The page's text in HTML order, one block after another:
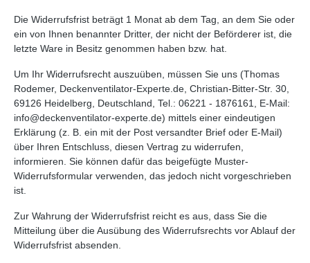
Die Widerrufsfrist beträgt 1 Monat ab dem Tag, an dem Sie oder
ein von Ihnen benannter Dritter, der nicht der Beförderer ist, die
letzte Ware in Besitz genommen haben bzw. hat.
Um Ihr Widerrufsrecht auszuüben, müssen Sie uns (Thomas
Rodemer, Deckenventilator-Experte.de, Christian-Bitter-Str. 30,
69126 Heidelberg, Deutschland, Tel.: 06221 - 1876161, E-Mail:
info@deckenventilator-experte.de) mittels einer eindeutigen
Erklärung (z. B. ein mit der Post versandter Brief oder E-Mail)
über Ihren Entschluss, diesen Vertrag zu widerrufen,
informieren. Sie können dafür das beigefügte Muster-
Widerrufsformular verwenden, das jedoch nicht vorgeschrieben
ist.
Zur Wahrung der Widerrufsfrist reicht es aus, dass Sie die
Mitteilung über die Ausübung des Widerrufsrechts vor Ablauf der
Widerrufsfrist absenden.